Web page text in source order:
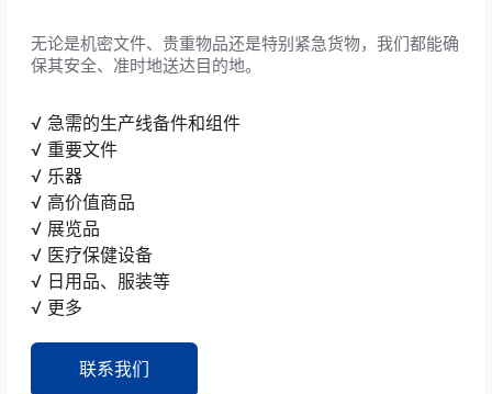
无论是机密文件、贵重物品还是特别紧急货物，我们都能确
保其安全、准时地送达目的地。
√ 急需的生产线备件和组件
√ 重要文件
√ 乐器
√ 高价值商品
√ 展览品
√ 医疗保健设备
√ 日用品、服装等
√ 更多
联系我们